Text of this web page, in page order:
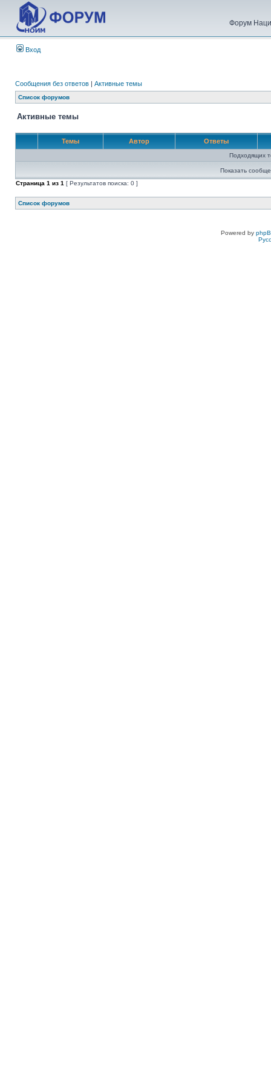
Форум
Вход
Сообщения без ответов | Активные темы
Список форумов
Активные темы
Темы Автор Ответы
Подходящих
Показать
Страница 1 из 1 [ Результатов поиска: 0 ]
Список форумов
Powered by